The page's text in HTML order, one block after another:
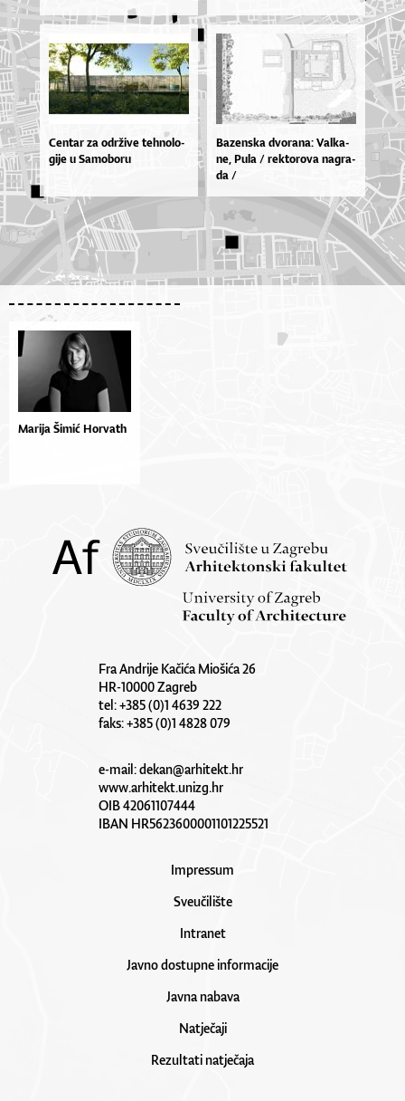
Cen­tar za odr­ži­ve teh­no­lo­
gi­je u Sa­mo­bo­ru
Ba­zen­ska dvo­ra­na: Val­ka­
ne, Pu­la / rek­to­ro­va na­gra­
da /
Marija Šimić Horvath
Fra Andrije Kačića Miošića 26
HR-10000 Zagreb
tel: +385 (0)1 4639 222
faks: +385 (0)1 4828 079
e-mail:dekan@arhitekt.hr
www.arhitekt.unizg.hr
OIB 42061107444
IBAN HR5623600001101225521
Impressum
Sveučilište
Intranet
Javno dostupne informacije
Javna nabava
Natječaji
Rezultati natječaja